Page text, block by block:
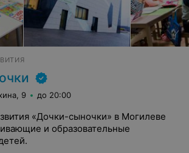
9 до 20:00
«Дочки-сыночки» в Могилеве
и образовательные